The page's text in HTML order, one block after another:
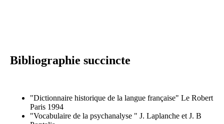
Bibliographie succincte
"Dictionnaire historique de la langue française" Le Robert
Paris 1994
"Vocabulaire de la psychanalyse " J. Laplanche et J. B